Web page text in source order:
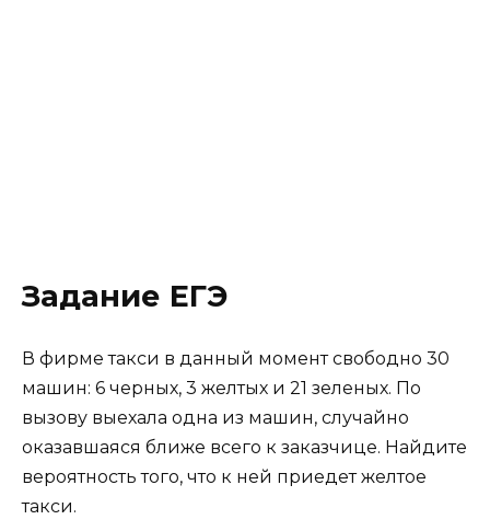
Задание ЕГЭ
В фирме такси в данный момент свободно 30
машин: 6 черных, 3 желтых и 21 зеленых. По
вызову выехала одна из машин, случайно
оказавшаяся ближе всего к заказчице. Найдите
вероятность того, что к ней приедет желтое
такси.